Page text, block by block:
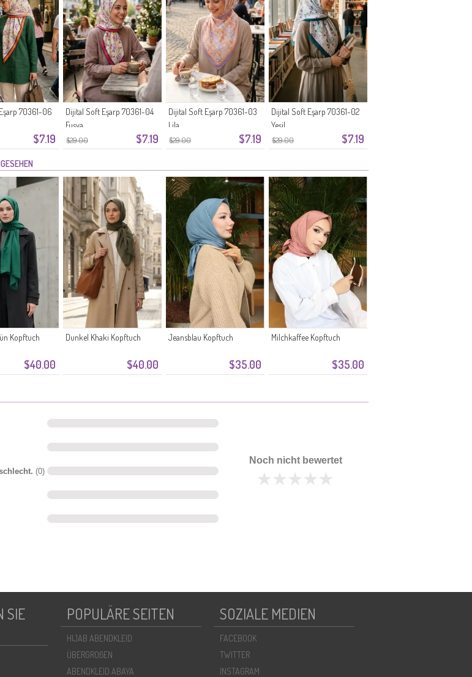
$7.19
70361-06
$29.00 $7.19
Dijital Soft Eşarp 70361-04
Fuşya
$29.00 $7.19
Dijital Soft Eşarp 70361-03
Lila
$29.00 $7.19
Dijital Soft Eşarp 70361-02
Yeşil
$40.00
Kopftuch
$40.00
Dunkel Khaki Kopftuch
$35.00
Jeansblau Kopftuch
$35.00
Milchkaffee Kopftuch
(0)
Noch nicht bewertet
SIE
POPULÄRE SEITEN
HIJAB ABENDKLEID
ÜBERGROßEN
ABENDKLEID ABAYA
SOZIALE MEDIEN
FACEBOOK
TWITTER
INSTAGRAM